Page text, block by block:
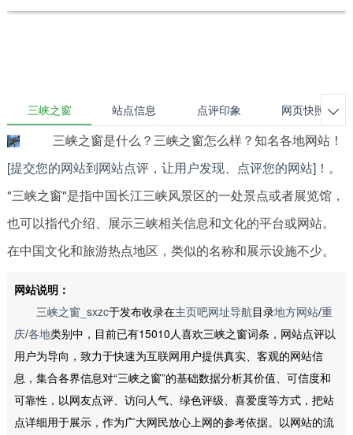
三峡之窗 站点信息 点评印象 网页快照 
三峡之窗是什么？三峡之窗怎么样？知名各地网站！
[提交您的网站到网站点评，让用户发现、点评您的网站]！ 。
"三峡之窗"是指中国长江三峡风景区的一处景点或者展览馆，
也可以指代介绍、展示三峡相关信息和文化的平台或网站。
在中国文化和旅游热点地区，类似的名称和展示设施不少。
网站说明：
三峡之窗_sxzc于发布收录在主页吧网址导航目录地方网站/重
庆/各地类别中，目前已有15010人喜欢三峡之窗词条，网站点评以
用户为导向，致力于快速为互联网用户提供真实、客观的网站信
息，集合各界信息对“三峡之窗”的基础数据分析其价值、可信度和
可靠性，以网友点评、访问人气、绿色评级、喜爱度等方式，把站
点详细用于展示，作为广大网民放心上网的参考依据。以网站的流